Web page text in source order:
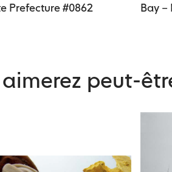
Prefecture #0862
Bay –
peut-